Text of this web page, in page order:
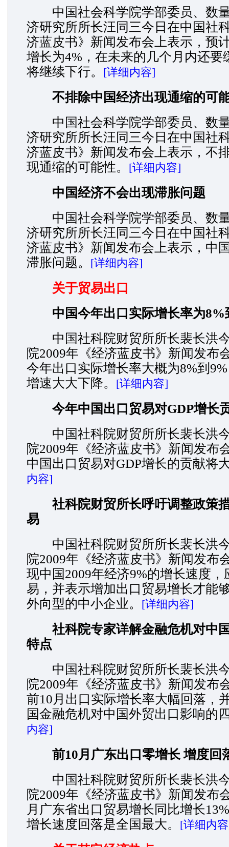
中国社会科学院学部委员、数
济研究所所长汪同三今日在中国社
济蓝皮书》新闻发布会上表示，预
增长为4%，在未来的几个月内还要
将继续下行。
[详细内容]
不排除中国经济出现通缩的可
中国社会科学院学部委员、数
济研究所所长汪同三今日在中国社
济蓝皮书》新闻发布会上表示，不
现通缩的可能性。
[详细内容]
中国经济不会出现滞胀问题
中国社会科学院学部委员、数
济研究所所长汪同三今日在中国社
济蓝皮书》新闻发布会上表示，中
滞胀问题。
[详细内容]
关于贸易出口
中国今年出口实际增长率为8%
中国社科院财贸所所长裴长洪
院2009年《经济蓝皮书》新闻发布
今年出口实际增长率大概为8%到
增速大大下降。
[详细内容]
今年中国出口贸易对GDP增长
中国社科院财贸所所长裴长洪
院2009年《经济蓝皮书》新闻发布
中国出口贸易对GDP增长的贡献将
内容]
社科院财贸所长呼吁调整政策
易
中国社科院财贸所所长裴长洪
院2009年《经济蓝皮书》新闻发布
现中国2009年经济9%的增长速度，
易，并表示增加出口贸易增长才能
外向型的中小企业。
[详细内容]
社科院专家详解金融危机对中
特点
中国社科院财贸所所长裴长洪
院2009年《经济蓝皮书》新闻发布
前10月出口实际增长率大幅回落，
国金融危机对中国外贸出口影响的
内容]
前10月广东出口零增长 增度回
中国社科院财贸所所长裴长洪
院2009年《经济蓝皮书》新闻发布
月广东省出口贸易增长同比增长
增长速度回落是全国最大。
[详细内